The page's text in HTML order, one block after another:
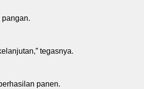
tegasnya.
panen.